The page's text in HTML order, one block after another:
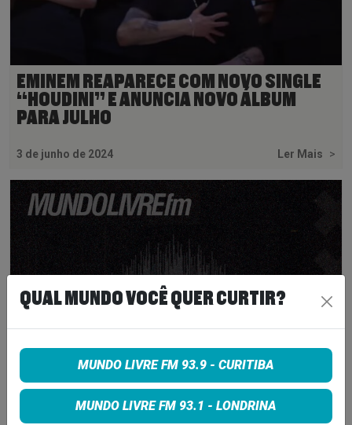
EMINEM REAPARECE COM NOVO SINGLE
“HOUDINI” E ANUNCIA NOVO ÁLBUM
PARA JULHO
3 de junho de 2024 Ler Mais >
O RAPPER EMINEM ENTRA PARA O HALL
DA FAMA DO ROCK AND ROLL
QUAL MUNDO VOCÊ QUER CURTIR?
MUNDO LIVRE FM 93.9 - CURITIBA
MUNDO LIVRE FM 93.1 - LONDRINA